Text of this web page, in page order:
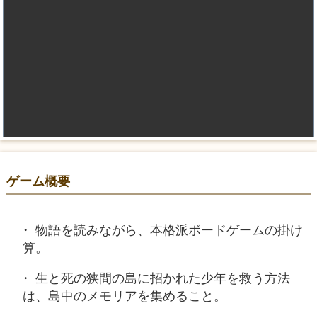
ゲーム概要
物語を読みながら、本格派ボードゲームの掛け
算。
生と死の狭間の島に招かれた少年を救う方法
は、島中のメモリアを集めること。